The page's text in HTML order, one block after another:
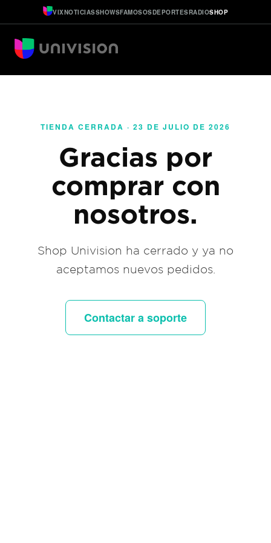
VIXNOTICIASSHOWSFAMOSOSDEPORTESRADIOSHOP
TIENDA CERRADA · 23 DE JULIO DE 2026
Gracias por
comprar con
nosotros.
Shop Univision ha cerrado y ya no
aceptamos nuevos pedidos.
Contactar a soporte